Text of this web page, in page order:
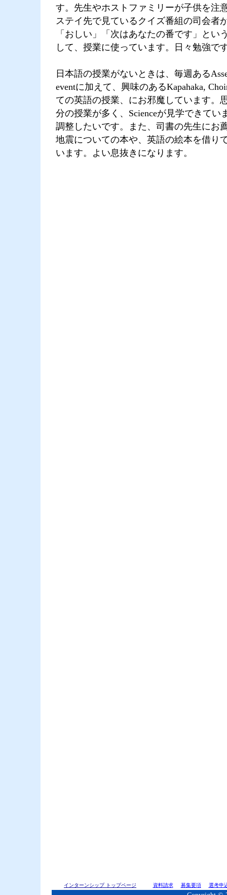
す。先生やホストファミリーが子供を注
ステイ先で見ているクイズ番組の司会者
「おしい」「次はあなたの番です」とい
して、授業に使っています。日々勉強で
日本語の授業がないときは、毎週ある
eventに加えて、興味のあるKapahaka,
ての英語の授業、にお邪魔しています。
分の授業が多く、Scienceが見学できてい
調整したいです。また、司書の先生にお
地震についての本や、英語の絵本を借り
います。よい息抜きになります。
インターンシップ トップページ 資料請求 募集要項 選考申